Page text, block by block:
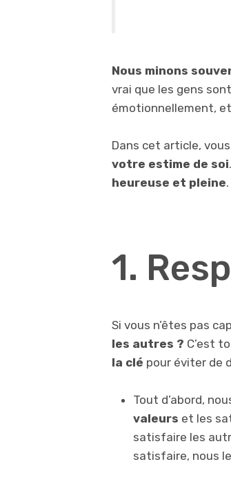
Nous minons
vrai que les gens
émotionnellement,
Dans cet article,
votre estime de soi
heureuse et pleine.
1.
Si vous n’êtes pas
les autres ? C’est
la clé pour éviter de
Tout d’abord,
valeurs et les
satisfaire les
satisfaire, nous